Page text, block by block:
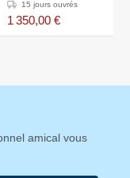
Régulateur de
120x425x255 mm
15 jours ouvrés
1 350,00 €
amical vous